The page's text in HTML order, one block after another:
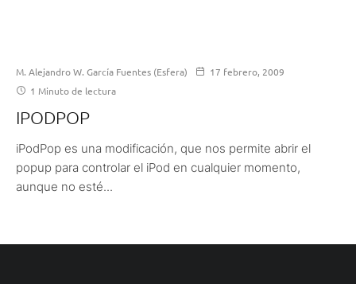
M. Alejandro W. García Fuentes (Esfera)
17 febrero, 2009
1 Minuto de lectura
IPODPOP
iPodPop es una modificación, que nos permite abrir el
popup para controlar el iPod en cualquier momento,
aunque no esté...